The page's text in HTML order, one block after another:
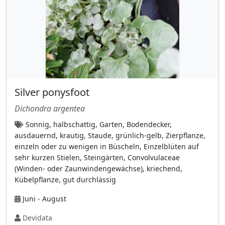
Kätzchen(38)
kein Blütenstand (Sporenbehälter)(14)
Kolben (Spadix) mit Spatha(7)
Köpfchen(26)
Körbchen(85)
kugelförmige Köpfchen
locker verzweigte Rispe
lockere Scheinquirlen(23)
mehrblütig pro Stiel(36)
mehrere Blüten an verzweigten Stängeln
(55)
klassischen Sinne,
nickend vor dem Aufblühen
Silver ponysfoot
Dichondra argentea
Sonnig, halbschattig, Garten, Bodendecker,
ausdauernd, krautig, Staude, grünlich-gelb, Zierpflanze,
einzeln oder zu wenigen in Büscheln, Einzelblüten auf
sehr kurzen Stielen, Steingärten, Convolvulaceae
(Winden- oder Zaunwindengewächse), kriechend,
Kübelpflanze, gut durchlässig
Juni - August
Devidata